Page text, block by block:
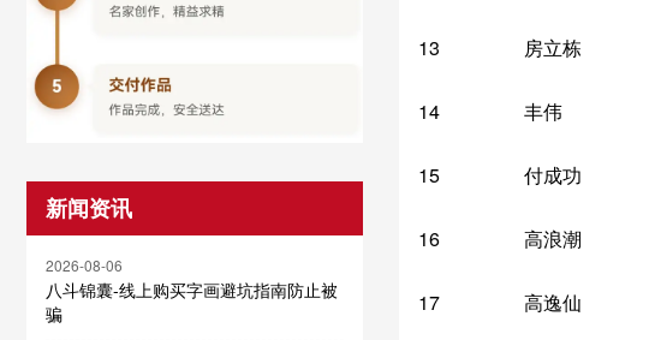
新闻资讯
2026-08-06
八斗锦囊-线上购买字画避坑指南防止被
骗
13 房立栋
14 丰伟
15 付成功
16 高浪潮
17 高逸仙